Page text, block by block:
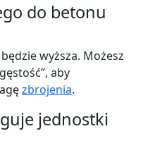
do betonu
wyższa. Możesz
aby
zbrojenia.
jednostki